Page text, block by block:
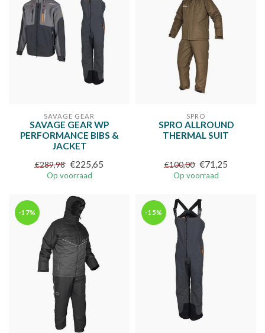
SAVAGE GEAR
SAVAGE GEAR WP
PERFORMANCE BIBS &
JACKET
€289,98 €225,65
Op voorraad
SPRO
SPRO ALLROUND
THERMAL SUIT
€100,00 €71,25
Op voorraad
-17% -15%